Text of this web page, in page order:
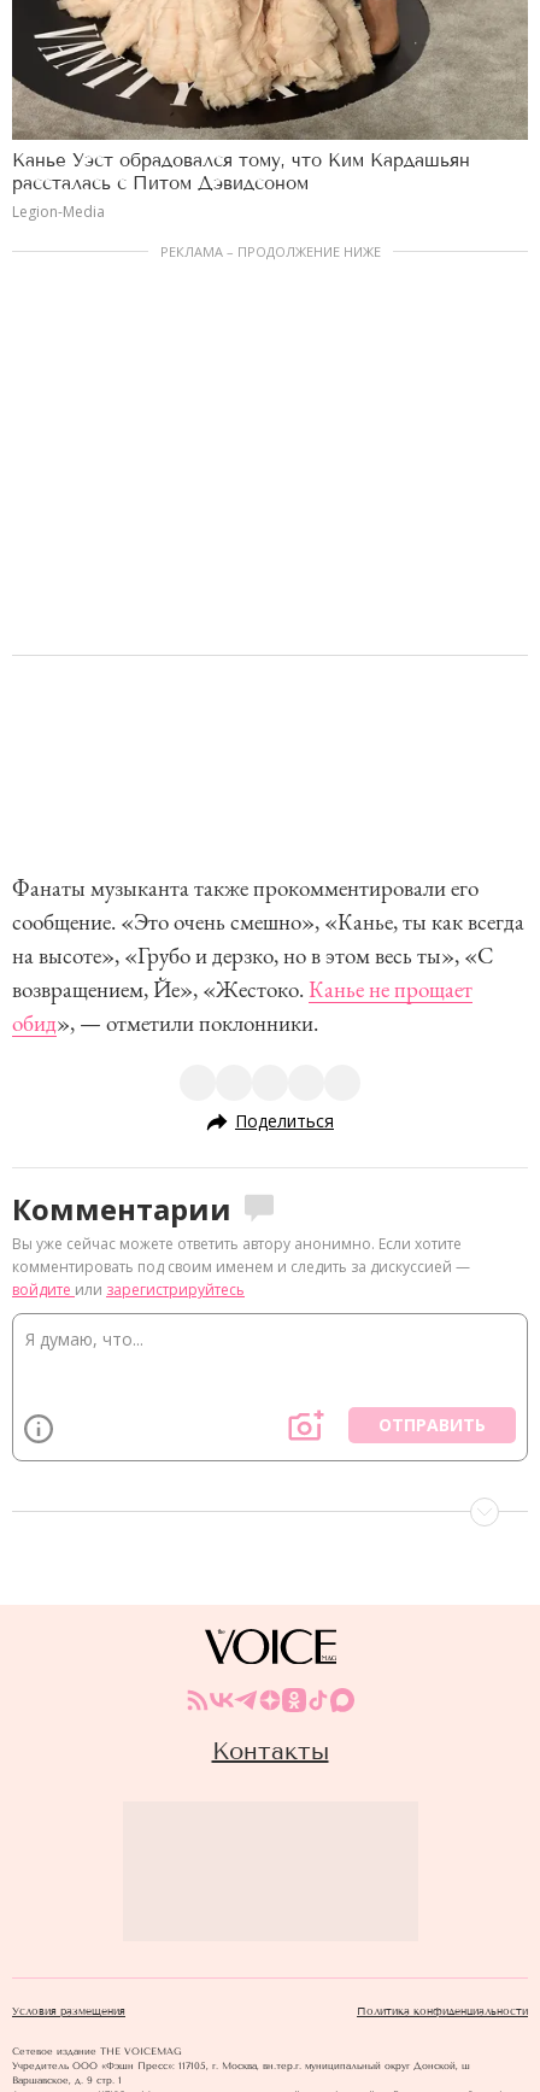
Канье Уэст обрадовался тому, что Ким Кардашьян
рассталась с Питом Дэвидсоном
Legion-Media
РЕКЛАМА – ПРОДОЛЖЕНИЕ НИЖЕ
Фанаты музыканта также прокомментировали его
сообщение. «Это очень смешно», «Канье, ты как всегда
на высоте», «Грубо и дерзко, но в этом весь ты», «С
возвращением, Йе», «Жестоко. Канье не прощает
обид», — отметили поклонники.
Поделиться
Комментарии
Вы уже сейчас можете ответить автору анонимно. Если хотите
комментировать под своим именем и следить за дискуссией —
войдите или зарегистрируйтесь
ОТПРАВИТЬ
Контакты
Условия размещения Политика конфиденциальности
Сетевое издание THE VOICEMAG
Учредитель ООО «Фэшн Пресс»: 117105, г. Москва, вн.тер.г. муниципальный округ Донской, ш
Варшавское, д. 9 стр. 1